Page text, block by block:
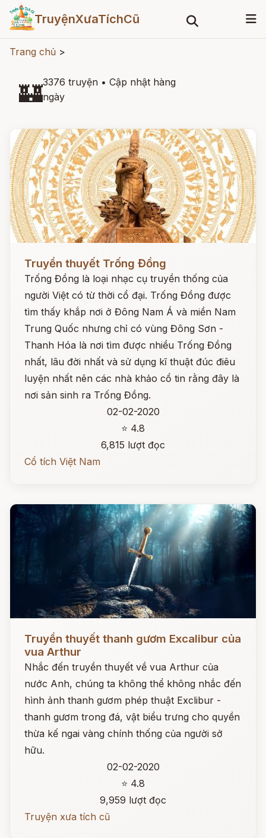
TruyệnXưaTíchCũ
Trang chủ >
🏰3376 truyện • Cập nhật hàng
ngày
Đọc ngay
Truyền thuyết Trống Đồng
Trống Đồng là loại nhạc cụ truyền thống của
người Việt có từ thời cổ đại. Trống Đồng được
tìm thấy khắp nơi ở Đông Nam Á và miền Nam
Trung Quốc nhưng chỉ có vùng Đông Sơn -
Thanh Hóa là nơi tìm được nhiều Trống Đồng
nhất, lâu đời nhất và sử dụng kĩ thuật đúc điêu
luyện nhất nên các nhà khảo cổ tin rằng đây là
nơi sản sinh ra Trống Đồng.
02-02-2020
⭐ 4.8
6,815 lượt đọc
Cổ tích Việt Nam
Đọc ngay
Truyền thuyết thanh gươm Excalibur của
vua Arthur
Nhắc đến truyền thuyết về vua Arthur của
nước Anh, chúng ta không thể không nhắc đến
hình ảnh thanh gươm phép thuật Exclibur -
thanh gươm trong đá, vật biểu trưng cho quyền
thừa kế ngai vàng chính thống của người sở
hữu.
02-02-2020
⭐ 4.8
9,959 lượt đọc
Truyện xưa tích cũ